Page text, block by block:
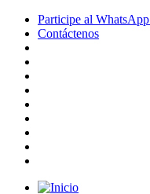
Participe al
Contáctenos